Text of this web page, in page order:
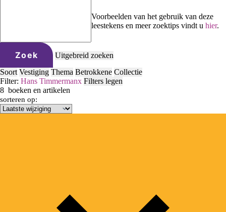
Voorbeelden van het gebruik van deze
leestekens en meer zoektips vindt u hier.
Zoek
Uitgebreid zoeken
Soort Vestiging Thema Betrokkene Collectie
Filter: Hans Timmermanx Filters legen
8 boeken en artikelen
sorteren op: